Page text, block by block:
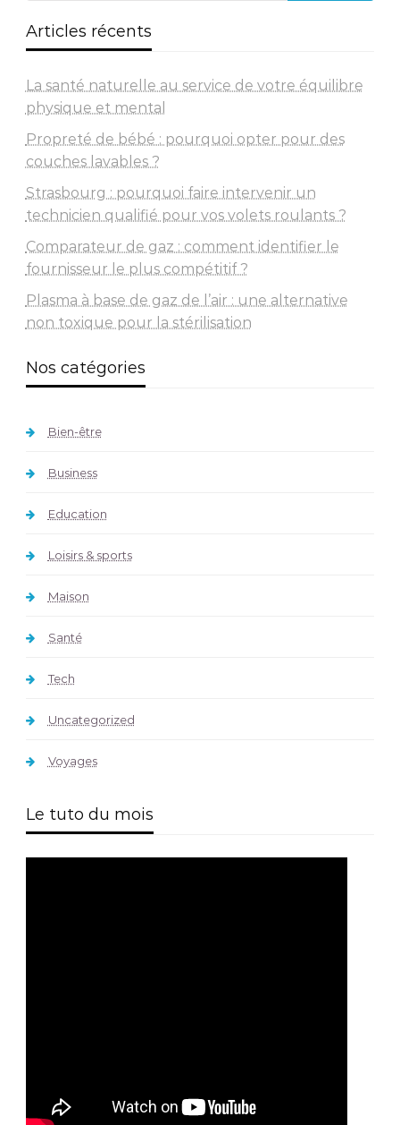
Articles récents
La santé naturelle au service de votre équilibre
physique et mental
Propreté de bébé : pourquoi opter pour des
couches lavables ?
Strasbourg : pourquoi faire intervenir un
technicien qualifié pour vos volets roulants ?
Comparateur de gaz : comment identifier le
fournisseur le plus compétitif ?
Plasma à base de gaz de l’air : une alternative
non toxique pour la stérilisation
Nos catégories
Bien-être
Business
Education
Loisirs & sports
Maison
Santé
Tech
Uncategorized
Voyages
Le tuto du mois